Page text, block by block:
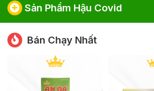
Sản Phẩm Hậu Covid
Bán Chạy Nhất